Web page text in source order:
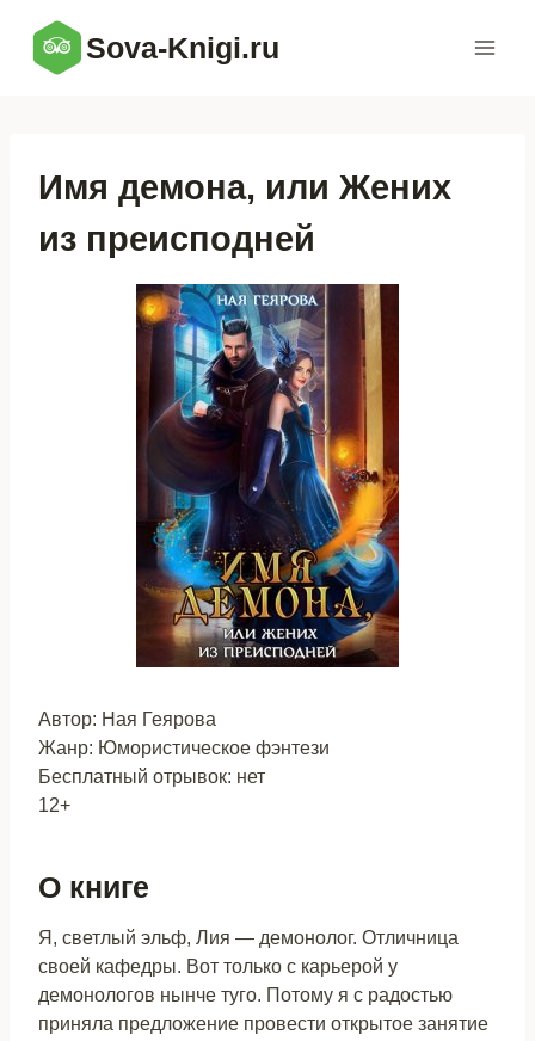
содержимому
Sova-Knigi.ru
Имя демона, или Жених
из преисподней
Автор: Ная Геярова
Жанр: Юмористическое фэнтези
Бесплатный отрывок: нет
12+
О книге
Я, светлый эльф, Лия — демонолог. Отличница
своей кафедры. Вот только с карьерой у
демонологов нынче туго. Потому я с радостью
приняла предложение провести открытое занятие